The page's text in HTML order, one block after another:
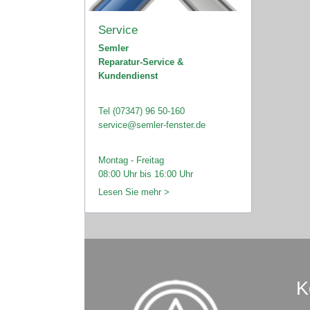
Service
Semler
Reparatur-Service &
Kundendienst
Tel (07347) 96 50-160
service@semler-fenster.de
Montag - Freitag
08:00 Uhr bis 16:00 Uhr
Lesen Sie mehr >